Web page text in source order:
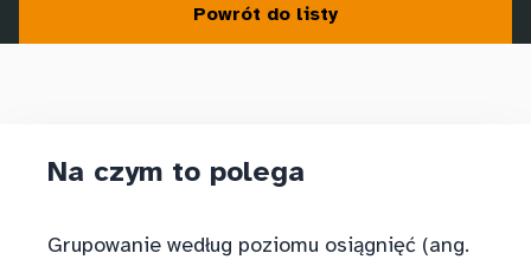
Powrót do listy
Na czym to polega
Grupowanie według poziomu osiągnięć (ang.